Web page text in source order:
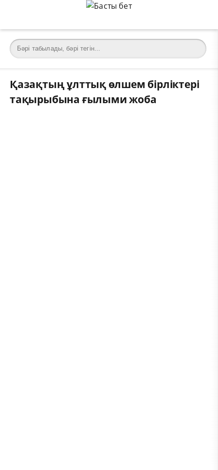
Қазақтың ұлттық өлшем бірліктері
тақырыбына ғылыми жоба